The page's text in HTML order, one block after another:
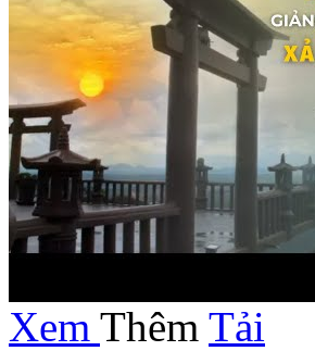
Xem Thêm Tải